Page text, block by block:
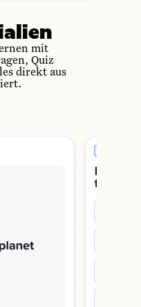
mit
Quiz
direkt aus